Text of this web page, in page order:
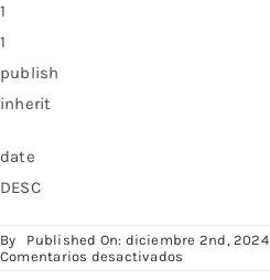
1
1
publish
inherit
date
DESC
By Published On: diciembre 2nd, 2024
Comentarios desactivados